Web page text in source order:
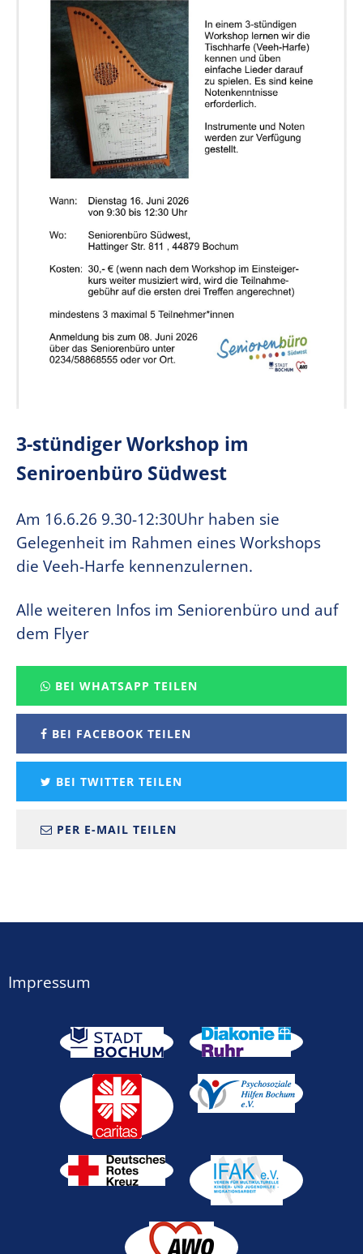
3-stündiger Workshop im
Seniroenbüro Südwest
Am 16.6.26 9.30-12:30Uhr haben sie
Gelegenheit im Rahmen eines Workshops
die Veeh-Harfe kennenzulernen.
Alle weiteren Infos im Seniorenbüro und auf
dem Flyer
BEI WHATSAPP TEILEN
BEI FACEBOOK TEILEN
BEI TWITTER TEILEN
PER E-MAIL TEILEN
Impressum